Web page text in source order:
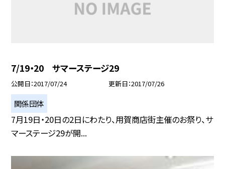
7/19・20 サマーステージ29
公開日 2017/07/24 更新日 2017/07/26
関係団体
7月19日・20日の2日にわたり、用賀商店街主催のお祭り、サ
マーステージ29が開...